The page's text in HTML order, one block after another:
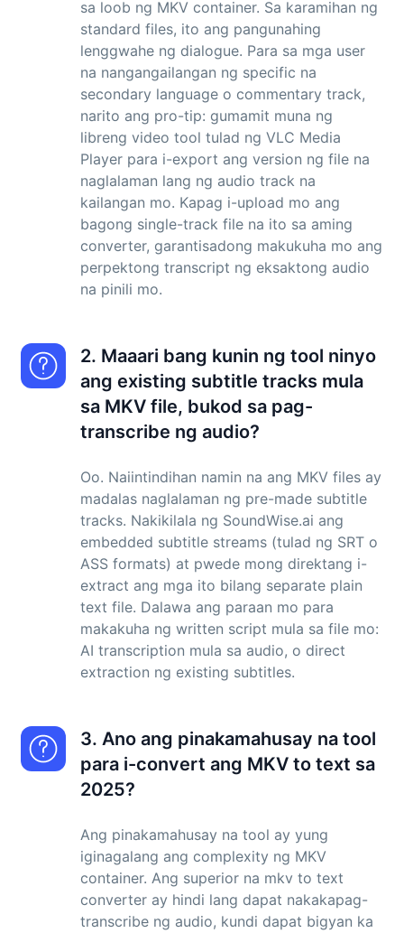
sa loob ng MKV container. Sa karamihan ng
standard files, ito ang pangunahing
lenggwahe ng dialogue. Para sa mga user
na nangangailangan ng specific na
secondary language o commentary track,
narito ang pro-tip: gumamit muna ng
libreng video tool tulad ng VLC Media
Player para i-export ang version ng file na
naglalaman lang ng audio track na
kailangan mo. Kapag i-upload mo ang
bagong single-track file na ito sa aming
converter, garantisadong makukuha mo ang
perpektong transcript ng eksaktong audio
na pinili mo.
2. Maaari bang kunin ng tool ninyo
ang existing subtitle tracks mula
sa MKV file, bukod sa pag-
transcribe ng audio?
Oo. Naiintindihan namin na ang MKV files ay
madalas naglalaman ng pre-made subtitle
tracks. Nakikilala ng SoundWise.ai ang
embedded subtitle streams (tulad ng SRT o
ASS formats) at pwede mong direktang i-
extract ang mga ito bilang separate plain
text file. Dalawa ang paraan mo para
makakuha ng written script mula sa file mo:
AI transcription mula sa audio, o direct
extraction ng existing subtitles.
3. Ano ang pinakamahusay na tool
para i-convert ang MKV to text sa
2025?
Ang pinakamahusay na tool ay yung
iginagalang ang complexity ng MKV
container. Ang superior na mkv to text
converter ay hindi lang dapat nakakapag-
transcribe ng audio, kundi dapat bigyan ka